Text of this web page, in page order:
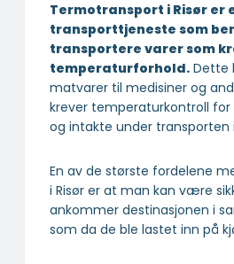
Termotransport i Risør er
transport­tjeneste som
transportere varer som
temperatur­forhold. Dette
matvarer til medisiner og
krever temperaturkontroll for
og intakte under transporten i
En av de største fordelene
i Risør er at man kan være
ankommer destinasjonen i
som da de ble lastet inn på